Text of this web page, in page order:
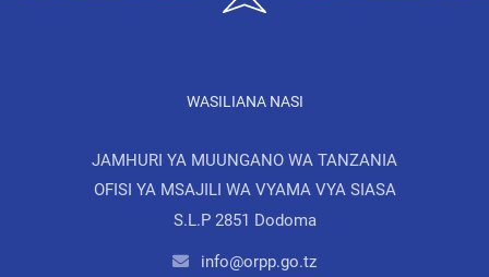
WASILIANA NASI
JAMHURI YA MUUNGANO WA TANZANIA
OFISI YA MSAJILI WA VYAMA VYA SIASA
S.L.P 2851 Dodoma
info@orpp.go.tz